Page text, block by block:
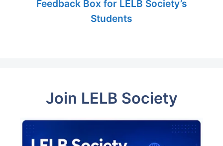
Feedback Box for LELB Society’s
Students
Join LELB Society